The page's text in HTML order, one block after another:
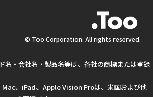
© Too Corporation. All rights reserved.
名・会社名・製品名等は、各社の商標または登録
、iPad、Apple Vision Proは、米国および他